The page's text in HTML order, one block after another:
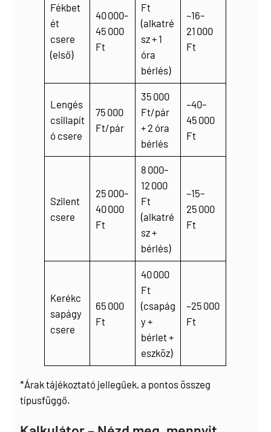
Fékbet
ét
csere
(első)
40 000–
45 000
Ft
Ft
(alkatré
sz + 1
óra
bérlés)
~16–
21 000
Ft
Lengés
csillapít
ó csere
75 000
Ft/pár
35 000
Ft/pár
+ 2 óra
bérlés
~40–
45 000
Ft
Szilent
csere
25 000–
40 000
Ft
8 000–
12 000
Ft
(alkatré
sz +
bérlés)
~15–
25 000
Ft
Kerékc
sapágy
csere
65 000
Ft
40 000
Ft
(csapág
y +
bérlet +
eszköz)
~25 000
Ft
*Árak tájékoztató jellegűek, a pontos összeg
típusfüggő.